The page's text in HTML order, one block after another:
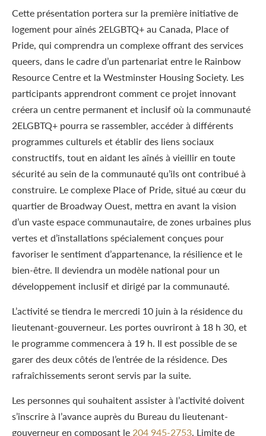
Cette présentation portera sur la première initiative de
logement pour aînés 2ELGBTQ+ au Canada, Place of
Pride, qui comprendra un complexe offrant des services
queers, dans le cadre d’un partenariat entre le Rainbow
Resource Centre et la Westminster Housing Society. Les
participants apprendront comment ce projet innovant
créera un centre permanent et inclusif où la communauté
2ELGBTQ+ pourra se rassembler, accéder à différents
programmes culturels et établir des liens sociaux
constructifs, tout en aidant les aînés à vieillir en toute
sécurité au sein de la communauté qu’ils ont contribué à
construire. Le complexe Place of Pride, situé au cœur du
quartier de Broadway Ouest, mettra en avant la vision
d’un vaste espace communautaire, de zones urbaines plus
vertes et d’installations spécialement conçues pour
favoriser le sentiment d’appartenance, la résilience et le
bien-être. Il deviendra un modèle national pour un
développement inclusif et dirigé par la communauté.
L’activité se tiendra le mercredi 10 juin à la résidence du
lieutenant-gouverneur. Les portes ouvriront à 18 h 30, et
le programme commencera à 19 h. Il est possible de se
garer des deux côtés de l’entrée de la résidence. Des
rafraîchissements seront servis par la suite.
Les personnes qui souhaitent assister à l’activité doivent
s’inscrire à l’avance auprès du Bureau du lieutenant-
gouverneur en composant le 204 945-2753. Limite de